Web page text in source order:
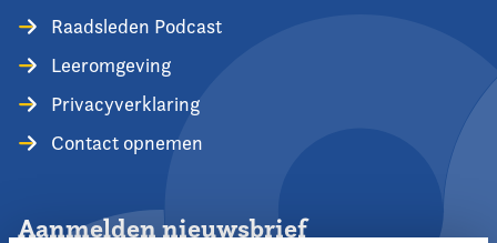
Raadsleden Podcast
Leeromgeving
Privacyverklaring
Contact opnemen
Aanmelden nieuwsbrief